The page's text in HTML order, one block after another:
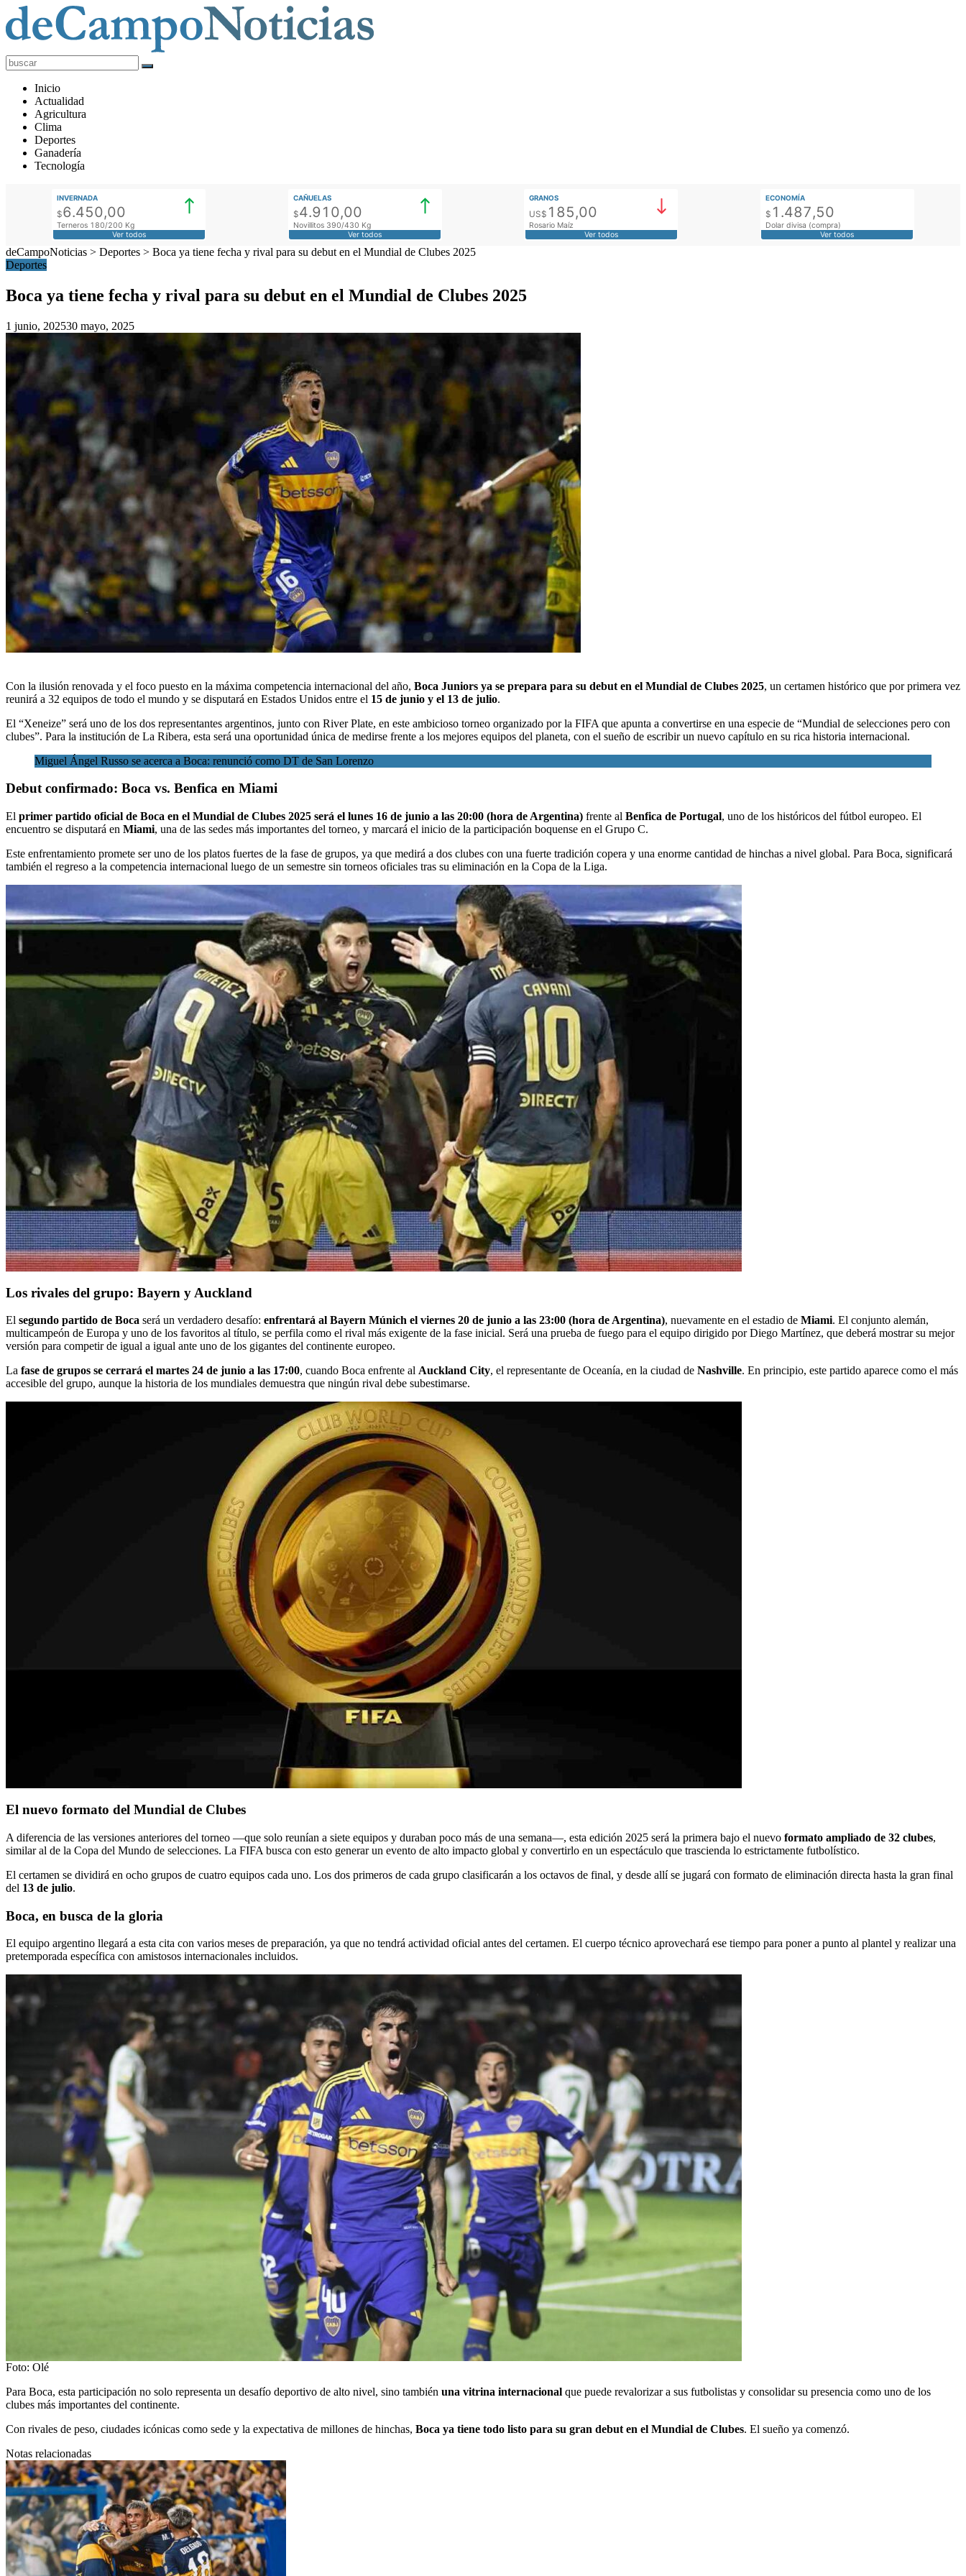
deCampoNoticias
Actualidad
Agropecuaria
Inicio
Actualidad
Agricultura
Clima
Deportes
Ganadería
Tecnología
INVERNADA
$6.450,00
Terneros 180/200 Kg
Ver todos
CAÑUELAS
$4.910,00
Novillitos 390/430 Kg
Ver todos
GRANOS
US$ 185,00
Rosario Maíz
Ver todos
ECONOMÍA
$ 1.487,50
Dolar divisa (compra)
Ver todos
deCampoNoticias > Deportes > Boca ya tiene fecha y rival para su debut en el Mundial de Clubes 2025
Deportes
Boca ya tiene fecha y rival para su debut en el Mundial de Clubes 2025
1 junio, 202530 mayo, 2025
Con la ilusión renovada y el foco puesto en la máxima competencia internacional del año, Boca Juniors ya se prepara para su debut en el Mundial de Clubes 2025, un certamen histórico que por primera vez
reunirá a 32 equipos de todo el mundo y se disputará en Estados Unidos entre el 15 de junio y el 13 de julio.
El “Xeneize” será uno de los dos representantes argentinos, junto con River Plate, en este ambicioso torneo organizado por la FIFA que apunta a convertirse en una especie de “Mundial de selecciones pero con
clubes”. Para la institución de La Ribera, esta será una oportunidad única de medirse frente a los mejores equipos del planeta, con el sueño de escribir un nuevo capítulo en su rica historia internacional.
Miguel Ángel Russo se acerca a Boca: renunció como DT de San Lorenzo
Debut confirmado: Boca vs. Benfica en Miami
El primer partido oficial de Boca en el Mundial de Clubes 2025 será el lunes 16 de junio a las 20:00 (hora de Argentina) frente al Benfica de Portugal, uno de los históricos del fútbol europeo. El
encuentro se disputará en Miami, una de las sedes más importantes del torneo, y marcará el inicio de la participación boquense en el Grupo C.
Este enfrentamiento promete ser uno de los platos fuertes de la fase de grupos, ya que medirá a dos clubes con una fuerte tradición copera y una enorme cantidad de hinchas a nivel global. Para Boca, significará
también el regreso a la competencia internacional luego de un semestre sin torneos oficiales tras su eliminación en la Copa de la Liga.
Los rivales del grupo: Bayern y Auckland
El segundo partido de Boca será un verdadero desafío: enfrentará al Bayern Múnich el viernes 20 de junio a las 23:00 (hora de Argentina), nuevamente en el estadio de Miami. El conjunto alemán,
multicampeón de Europa y uno de los favoritos al título, se perfila como el rival más exigente de la fase inicial. Será una prueba de fuego para el equipo dirigido por Diego Martínez, que deberá mostrar su mejor
versión para competir de igual a igual ante uno de los gigantes del continente europeo.
La fase de grupos se cerrará el martes 24 de junio a las 17:00, cuando Boca enfrente al Auckland City, el representante de Oceanía, en la ciudad de Nashville. En principio, este partido aparece como el más
accesible del grupo, aunque la historia de los mundiales demuestra que ningún rival debe subestimarse.
El nuevo formato del Mundial de Clubes
A diferencia de las versiones anteriores del torneo —que solo reunían a siete equipos y duraban poco más de una semana—, esta edición 2025 será la primera bajo el nuevo formato ampliado de 32 clubes,
similar al de la Copa del Mundo de selecciones. La FIFA busca con esto generar un evento de alto impacto global y convertirlo en un espectáculo que trascienda lo estrictamente futbolístico.
El certamen se dividirá en ocho grupos de cuatro equipos cada uno. Los dos primeros de cada grupo clasificarán a los octavos de final, y desde allí se jugará con formato de eliminación directa hasta la gran final
del 13 de julio.
Boca, en busca de la gloria
El equipo argentino llegará a esta cita con varios meses de preparación, ya que no tendrá actividad oficial antes del certamen. El cuerpo técnico aprovechará ese tiempo para poner a punto al plantel y realizar una
pretemporada específica con amistosos internacionales incluidos.
Foto: Olé
Para Boca, esta participación no solo representa un desafío deportivo de alto nivel, sino también una vitrina internacional que puede revalorizar a sus futbolistas y consolidar su presencia como uno de los
clubes más importantes del continente.
Con rivales de peso, ciudades icónicas como sede y la expectativa de millones de hinchas, Boca ya tiene todo listo para su gran debut en el Mundial de Clubes. El sueño ya comenzó.
Notas relacionadas